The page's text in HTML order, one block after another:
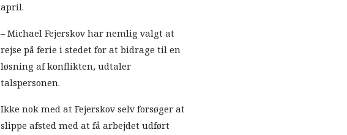
april.
– Michael Fejerskov har nemlig valgt at
rejse på ferie i stedet for at bidrage til en
løsning af konflikten, udtaler
talspersonen.
Ikke nok med at Fejerskov selv forsøger at
slippe afsted med at få arbejdet udført